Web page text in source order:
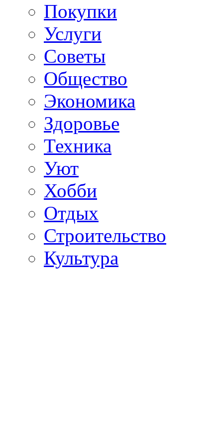
Покупки
Услуги
Советы
Общество
Экономика
Здоровье
Техника
Уют
Хобби
Отдых
Строительство
Культура